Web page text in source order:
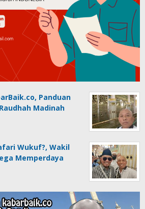
Panduan
Madinah
Wukuf?, Wakil
Memperdaya